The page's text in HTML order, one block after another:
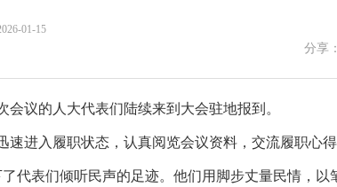
01-15
分享：
议的人大代表们陆续来到大会驻地报到。
进入履职状态，认真阅览会议资料，交流履职心得
代表们倾听民声的足迹。他们用脚步丈量民情，以